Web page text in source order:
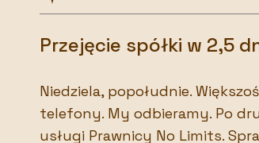
Przejęcie spółki w 2,5
Niedziela, popołudnie.
telefony. My odbieramy. Po
usługi Prawnicy No Limits.